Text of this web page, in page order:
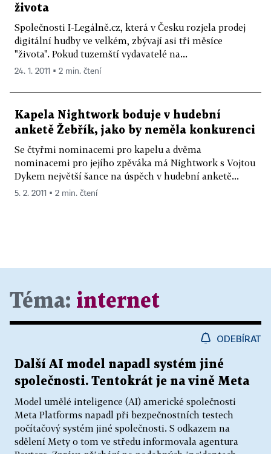
života
Společnosti I-Legálně.cz, která v Česku rozjela prodej
digitální hudby ve velkém, zbývají asi tři měsíce
"života". Pokud tuzemští vydavatelé na...
24. 1. 2011 ▪ 2 min. čtení
Kapela Nightwork boduje v hudební
anketě Žebřík, jako by neměla konkurenci
Se čtyřmi nominacemi pro kapelu a dvěma
nominacemi pro jejího zpěváka má Nightwork s Vojtou
Dykem největší šance na úspěch v hudební anketě...
5. 2. 2011 ▪ 2 min. čtení
Téma: internet
ODEBÍRAT
Další AI model napadl systém jiné
společnosti. Tentokrát je na vině Meta
Model umělé inteligence (AI) americké společnosti
Meta Platforms napadl při bezpečnostních testech
počítačový systém jiné společnosti. S odkazem na
sdělení Mety o tom ve středu informovala agentura